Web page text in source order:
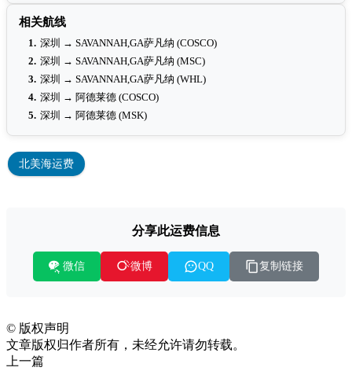
相关航线
1. 深圳 → SAVANNAH,GA萨凡纳 (COSCO)
2. 深圳 → SAVANNAH,GA萨凡纳 (MSC)
3. 深圳 → SAVANNAH,GA萨凡纳 (WHL)
4. 深圳 → 阿德莱德 (COSCO)
5. 深圳 → 阿德莱德 (MSK)
北美海运费
分享此运费信息
微信 微博 QQ 复制链接
© 版权声明
文章版权归作者所有，未经允许请勿转载。
上一篇